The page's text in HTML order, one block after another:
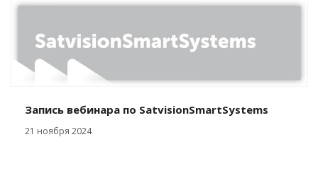
Запись вебинара по SatvisionSmartSystems
21 ноября 2024